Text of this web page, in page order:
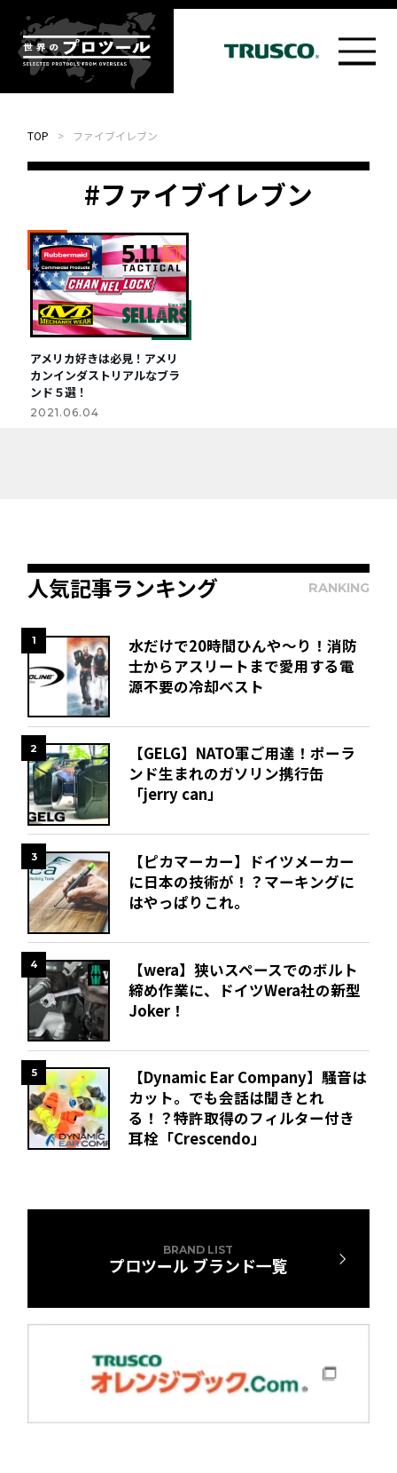
TOP > ファイブイレブン
#ファイブイレブン
アメリカ好きは必見！アメリ
カンインダストリアルなブラ
ンド５選！
2021.06.04
人気記事ランキング RANKING
1
水だけで20時間ひんや～り！消防
士からアスリートまで愛用する電
源不要の冷却ベスト
2
【GELG】NATO軍ご用達！ポーラ
ンド生まれのガソリン携行缶
「jerry can」
3
【ピカマーカー】ドイツメーカー
に日本の技術が！？マーキングに
はやっぱりこれ。
4
【wera】狭いスペースでのボルト
締め作業に、ドイツWera社の新型
Joker！
5
【Dynamic Ear Company】騒音は
カット。でも会話は聞きとれ
る！？特許取得のフィルター付き
耳栓「Crescendo」
BRAND LIST
プロツール ブランド一覧